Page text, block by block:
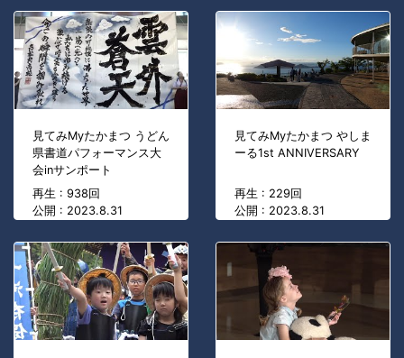
見てみMyたかまつ うどん
県書道パフォーマンス大
会inサンポート
再生 : 938回
公開 : 2023.8.31
見てみMyたかまつ やしま
ーる1st ANNIVERSARY
再生 : 229回
公開 : 2023.8.31